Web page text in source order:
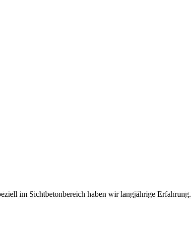
im Sichtbetonbereich haben wir langjährige Erfahrung.